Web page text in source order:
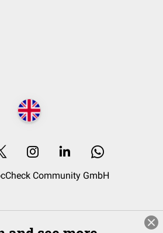
Community GmbH